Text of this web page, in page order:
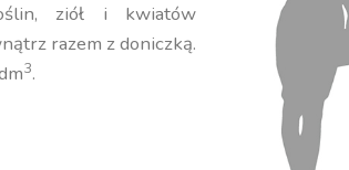
ziół i kwiatów
razem z doniczką.
3.